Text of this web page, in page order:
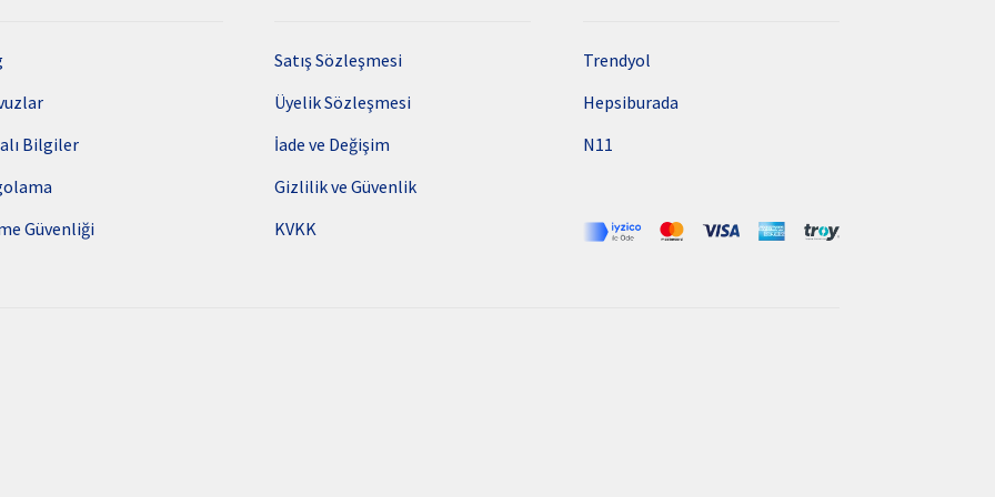
Bilgiler
Güvenliği
Satış Sözleşmesi
Üyelik Sözleşmesi
İade ve Değişim
Gizlilik ve Güvenlik
KVKK
Trendyol
Hepsiburada
N11